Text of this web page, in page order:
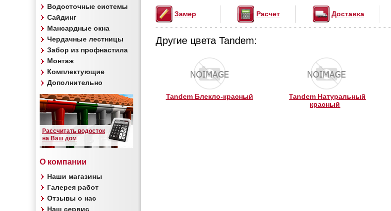
Водосточные системы
Сайдинг
Мансардные окна
Чердачные лестницы
Забор из профнастила
Монтаж
Комплектующие
Дополнительно
Рассчитать водосток
на Ваш дом
О компании
Наши магазины
Галерея работ
Отзывы о нас
Наш сервис
Замер Расчет Доставка
Другие цвета Tandem:
Tandem Блекло-красный
Tandem Натуральный
красный